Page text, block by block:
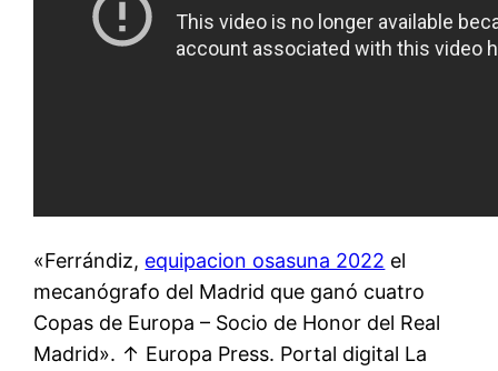
«Ferrándiz, equipacion osasuna 2022 el
mecanógrafo del Madrid que ganó cuatro
Copas de Europa – Socio de Honor del Real
Madrid». ↑ Europa Press. Portal digital La